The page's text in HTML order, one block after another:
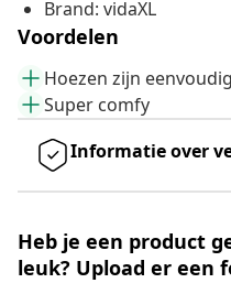
Brand: vidaXL
Voordelen
Hoezen zijn
Super comfy
Informatie over
Heb je een product
leuk? Upload er een